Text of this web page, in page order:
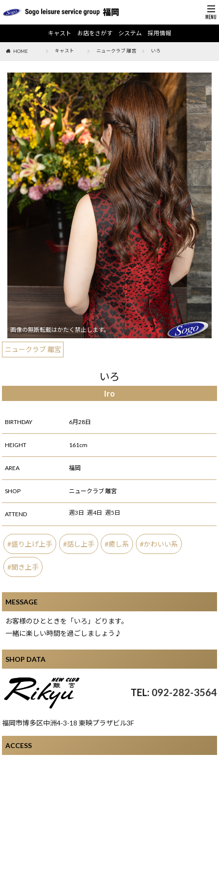
キャスト お店をさがす システム 採用情報
HOME キャスト ニュークラブ 離宮 いろ
ニュークラブ 離宮
いろ
Iro
BIRTHDAY 6月28日
HEIGHT 161cm
AREA 福岡
SHOP ニュークラブ 離宮
ATTEND 週3日 週4日 週5日
盛り上げ上手 話し上手 癒し系 かわいい系
聞き上手
MESSAGE
お客様のひとときを「いろ」どります。
一緒に楽しい時間を過ごしましょう♪
SHOP DATA
092-282-3564
福岡市博多区中洲4-3-18 東映プラザビル3F
ACCESS